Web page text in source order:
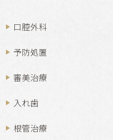
口腔外科
予防処置
審美治療
入れ歯
根管治療